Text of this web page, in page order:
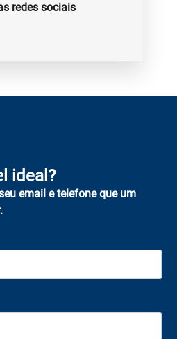
redes sociais
ideal?
email e telefone que um